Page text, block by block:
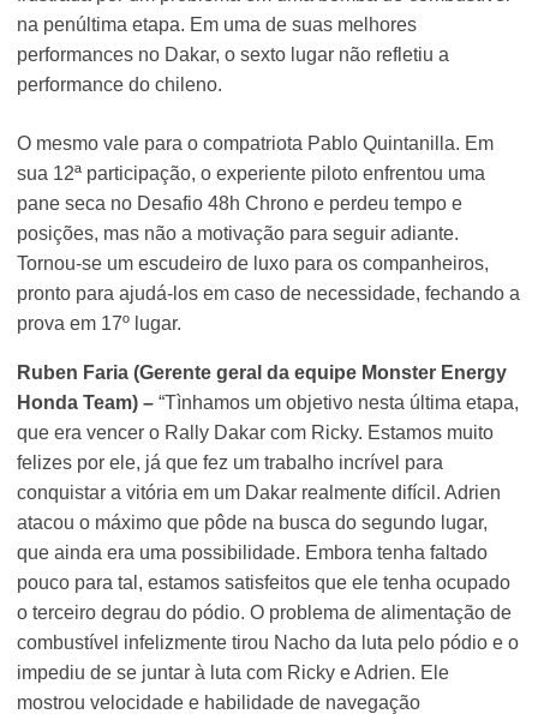
na penúltima etapa. Em uma de suas melhores
performances no Dakar, o sexto lugar não refletiu a
performance do chileno.
O mesmo vale para o compatriota Pablo Quintanilla. Em
sua 12ª participação, o experiente piloto enfrentou uma
pane seca no Desafio 48h Chrono e perdeu tempo e
posições, mas não a motivação para seguir adiante.
Tornou-se um escudeiro de luxo para os companheiros,
pronto para ajudá-los em caso de necessidade, fechando a
prova em 17º lugar.
Ruben Faria (Gerente geral da equipe Monster Energy
Honda Team) – “Tìnhamos um objetivo nesta última etapa,
que era vencer o Rally Dakar com Ricky. Estamos muito
felizes por ele, já que fez um trabalho incrível para
conquistar a vitória em um Dakar realmente difícil. Adrien
atacou o máximo que pôde na busca do segundo lugar,
que ainda era uma possibilidade. Embora tenha faltado
pouco para tal, estamos satisfeitos que ele tenha ocupado
o terceiro degrau do pódio. O problema de alimentação de
combustível infelizmente tirou Nacho da luta pelo pódio e o
impediu de se juntar à luta com Ricky e Adrien. Ele
mostrou velocidade e habilidade de navegação